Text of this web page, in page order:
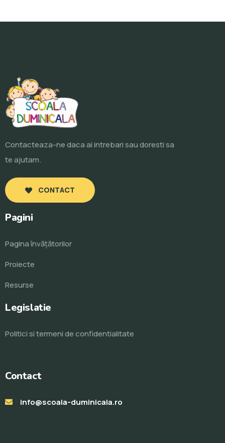
Contacteaza-ne daca ai intrebari sau doresti sa
te ajutam.
CONTACT
Pagini
Pagina învăţătorilor
Proiecte
Resurse
Legislatie
Politici si termeni de confidentialitate
Contact
info@scoala-duminicala.ro